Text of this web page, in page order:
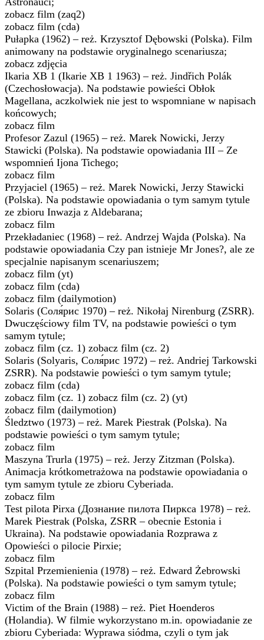
zobacz film (zaq2)
zobacz film (cda)
Pułapka (1962) – reż. Krzysztof Dębowski (Polska). Film
animowany na podstawie oryginalnego scenariusza;
zobacz zdjęcia
Ikaria XB 1 (Ikarie XB 1 1963) – reż. Jindřich Polák
(Czechosłowacja). Na podstawie powieści Obłok
Magellana, aczkolwiek nie jest to wspomniane w napisach
końcowych;
zobacz film
Profesor Zazul (1965) – reż. Marek Nowicki, Jerzy
Stawicki (Polska). Na podstawie opowiadania III – Ze
wspomnień Ijona Tichego;
zobacz film
Przyjaciel (1965) – reż. Marek Nowicki, Jerzy Stawicki
(Polska). Na podstawie opowiadania o tym samym tytule
ze zbioru Inwazja z Aldebarana;
zobacz film
Przekładaniec (1968) – reż. Andrzej Wajda (Polska). Na
podstawie opowiadania Czy pan istnieje Mr Jones?, ale ze
specjalnie napisanym scenariuszem;
zobacz film (yt)
zobacz film (cda)
zobacz film (dailymotion)
Solaris (Соля́рис 1970) – reż. Nikołaj Nirenburg (ZSRR).
Dwuczęściowy film TV, na podstawie powieści o tym
samym tytule;
zobacz film (cz. 1) zobacz film (cz. 2)
Solaris (Solyaris, Соля́рис 1972) – reż. Andriej Tarkowski
ZSRR). Na podstawie powieści o tym samym tytule;
zobacz film (cda)
zobacz film (cz. 1) zobacz film (cz. 2) (yt)
zobacz film (dailymotion)
Śledztwo (1973) – reż. Marek Piestrak (Polska). Na
podstawie powieści o tym samym tytule;
zobacz film
Maszyna Trurla (1975) – reż. Jerzy Zitzman (Polska).
Animacja krótkometrażowa na podstawie opowiadania o
tym samym tytule ze zbioru Cyberiada.
zobacz film
Test pilota Pirxa (Дознание пилота Пиркса 1978) – reż.
Marek Piestrak (Polska, ZSRR – obecnie Estonia i
Ukraina). Na podstawie opowiadania Rozprawa z
Opowieści o pilocie Pirxie;
zobacz film
Szpital Przemienienia (1978) – reż. Edward Żebrowski
(Polska). Na podstawie powieści o tym samym tytule;
zobacz film
Victim of the Brain (1988) – reż. Piet Hoenderos
(Holandia). W filmie wykorzystano m.in. opowiadanie ze
zbioru Cyberiada: Wyprawa siódma, czyli o tym jak